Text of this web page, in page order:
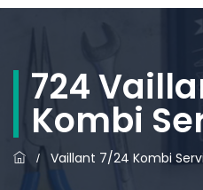
724
Kombi
/ Vaillant 7/24 Kombi